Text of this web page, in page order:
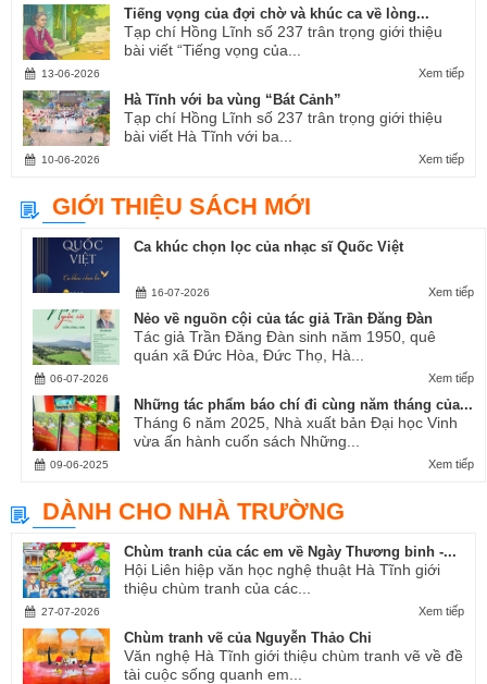
Tiếng vọng của đợi chờ và khúc ca về lòng...
Tạp chí Hồng Lĩnh số 237 trân trọng giới thiệu
bài viết “Tiếng vọng của...
Xem tiếp
13-06-2026
Hà Tĩnh với ba vùng “Bát Cảnh”
Tạp chí Hồng Lĩnh số 237 trân trọng giới thiệu
bài viết Hà Tĩnh với ba...
Xem tiếp
10-06-2026
GIỚI THIỆU SÁCH MỚI
Ca khúc chọn lọc của nhạc sĩ Quốc Việt
Xem tiếp
16-07-2026
Nẻo về nguồn cội của tác giả Trần Đăng Đàn
Tác giả Trần Đăng Đàn sinh năm 1950, quê
quán xã Đức Hòa, Đức Thọ, Hà...
Xem tiếp
06-07-2026
Những tác phẩm báo chí đi cùng năm tháng của...
Tháng 6 năm 2025, Nhà xuất bản Đại học Vinh
vừa ấn hành cuốn sách Những...
Xem tiếp
09-06-2025
DÀNH CHO NHÀ TRƯỜNG
Chùm tranh của các em về Ngày Thương binh -...
Hội Liên hiệp văn học nghệ thuật Hà Tĩnh giới
thiệu chùm tranh của các...
Xem tiếp
27-07-2026
Chùm tranh vẽ của Nguyễn Thảo Chi
Văn nghệ Hà Tĩnh giới thiệu chùm tranh vẽ về đề
tài cuộc sống quanh em...